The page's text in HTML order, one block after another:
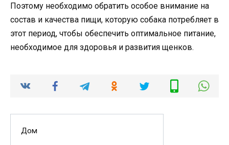
Поэтому необходимо обратить особое внимание на
состав и качества пищи, которую собака потребляет в
этот период, чтобы обеспечить оптимальное питание,
необходимое для здоровья и развития щенков.
Дом